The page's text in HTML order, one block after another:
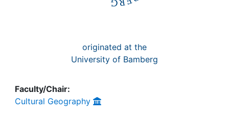
originated at the
University of Bamberg
Faculty/Chair:
Cultural Geography